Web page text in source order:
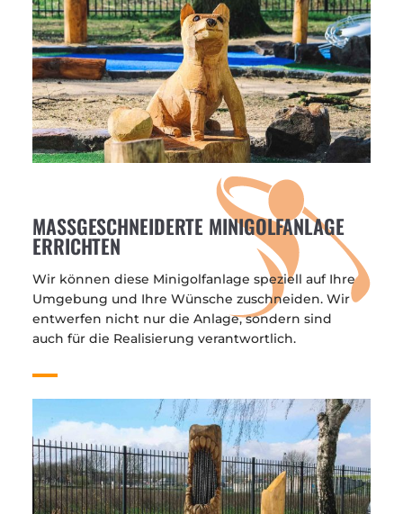
MASSGESCHNEIDERTE MINIGOLFANLAGE E
RRICHTEN
Wir können diese Minigolfanlage speziell auf Ihre
Umgebung und Ihre Wünsche zuschneiden. Wir
entwerfen nicht nur die Anlage, sondern sind
auch für die Realisierung verantwortlich.